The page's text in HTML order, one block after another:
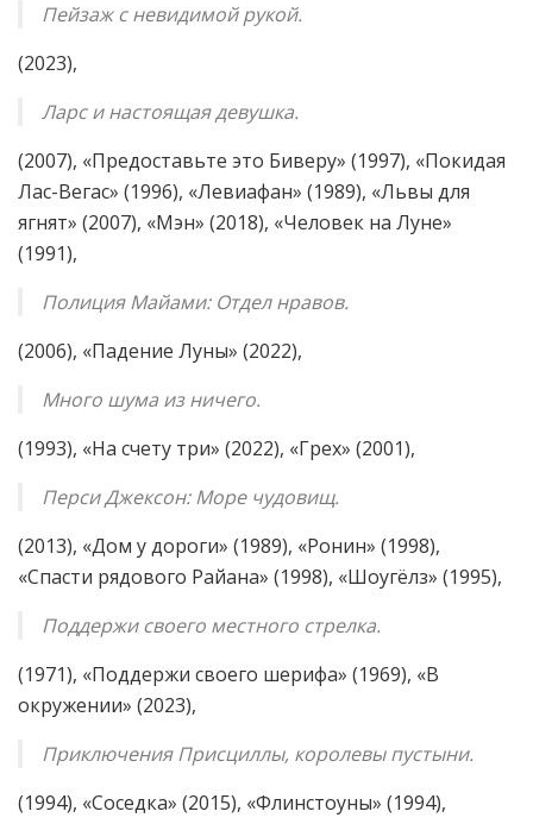
Пейзаж с невидимой рукой.
(2023),
Ларс и настоящая девушка.
(2007), «Предоставьте это Биверу» (1997), «Покидая
Лас-Вегас» (1996), «Левиафан» (1989), «Львы для
ягнят» (2007), «Мэн» (2018), «Человек на Луне»
(1991),
Полиция Майами: Отдел нравов.
(2006), «Падение Луны» (2022),
Много шума из ничего.
(1993), «На счету три» (2022), «Грех» (2001),
Перси Джексон: Море чудовищ.
(2013), «Дом у дороги» (1989), «Ронин» (1998),
«Спасти рядового Райана» (1998), «Шоугёлз» (1995),
Поддержи своего местного стрелка.
(1971), «Поддержи своего шерифа» (1969), «В
окружении» (2023),
Приключения Присциллы, королевы пустыни.
(1994), «Соседка» (2015), «Флинстоуны» (1994),